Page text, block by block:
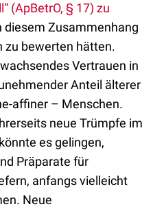
(ApBetrO, § 17) zu
diesem Zusammenhang
zu bewerten hätten.
Vertrauen in
Anteil älterer
affiner – Menschen.
neue Trümpfe im
es gelingen,
Präparate für
anfangs vielleicht
Neue